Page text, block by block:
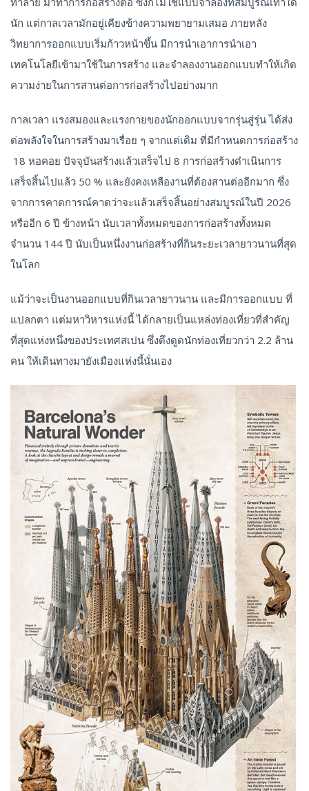
นัก แต่กาลเวลามักอยู่เคียงข้างความพยายามเสมอ ภายหลัง
วิทยาการออกแบบเริ่มก้าวหน้าขึ้น มีการนำเอาการนำเอา
เทคโนโลยีเข้ามาใช้ในการสร้าง และจำลองงานออกแบบทำให้เกิด
ความง่ายในการสานต่อการก่อสร้างไปอย่างมาก
กาลเวลา แรงสมองและแรงกายของนักออกแบบจากรุ่นสู่รุ่น ได้ส่ง
ต่อพลังใจในการสร้างมาเรื่อย ๆ จากแต่เดิม ที่มีกำหนดการก่อสร้าง
18 หอคอย ปัจจุบันสร้างแล้วเสร็จไป 8 การก่อสร้างดำเนินการ
เสร็จสิ้นไปแล้ว 50 % และยังคงเหลืองานที่ต้องสานต่ออีกมาก ซึ่ง
จากการคาดการณ์คาดว่าจะแล้วเสร็จสิ้นอย่างสมบูรณ์ในปี 2026
หรืออีก 6 ปี ข้างหน้า นับเวลาทั้งหมดของการก่อสร้างทั้งหมด
จำนวน 144 ปี นับเป็นหนึ่งงานก่อสร้างที่กินระยะเวลายาวนานที่สุด
ในโลก
แม้ว่าจะเป็นงานออกแบบที่กินเวลายาวนาน และมีการออกแบบ ที่
แปลกตา แต่มหาวิหารแห่งนี้ ได้กลายเป็นแหล่งท่องเที่ยวที่สำคัญ
ที่สุดแห่งหนึ่งของประเทศสเปน ซึ่งดึงดูดนักท่องเที่ยวกว่า 2.2 ล้าน
คน ให้เดินทางมายังเมืองแห่งนี้นั่นเอง